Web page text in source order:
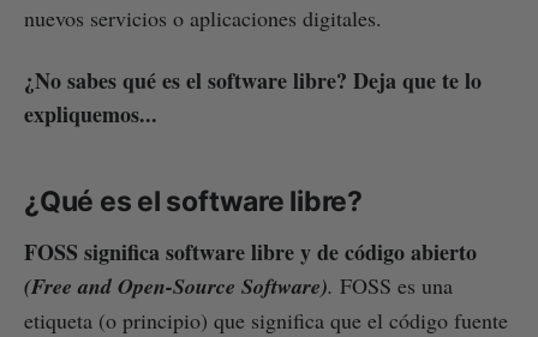
nuevos servicios o aplicaciones digitales.
¿No sabes qué es el software libre? Deja que te lo
expliquemos...
¿Qué es el software libre?
FOSS significa software libre y de código abierto
(Free and Open-Source Software). FOSS es una
etiqueta (o principio) que significa que el código fuente